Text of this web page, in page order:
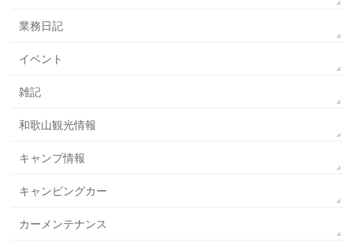
業務日記
イベント
雑記
和歌山観光情報
キャンプ情報
キャンピングカー
カーメンテナンス